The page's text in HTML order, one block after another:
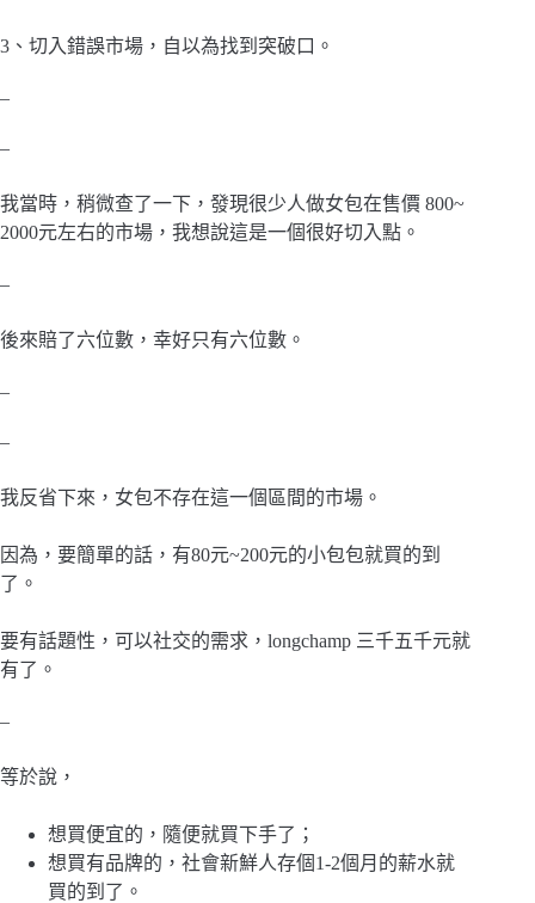
3、切入錯誤市場，自以為找到突破口。
–
–
我當時，稍微查了一下，發現很少人做女包在售價 800~
2000元左右的市場，我想說這是一個很好切入點。
–
後來賠了六位數，幸好只有六位數。
–
–
我反省下來，女包不存在這一個區間的市場。
因為，要簡單的話，有80元~200元的小包包就買的到
了。
要有話題性，可以社交的需求，longchamp 三千五千元就
有了。
–
等於說，
想買便宜的，隨便就買下手了；
想買有品牌的，社會新鮮人存個1-2個月的薪水就
買的到了。